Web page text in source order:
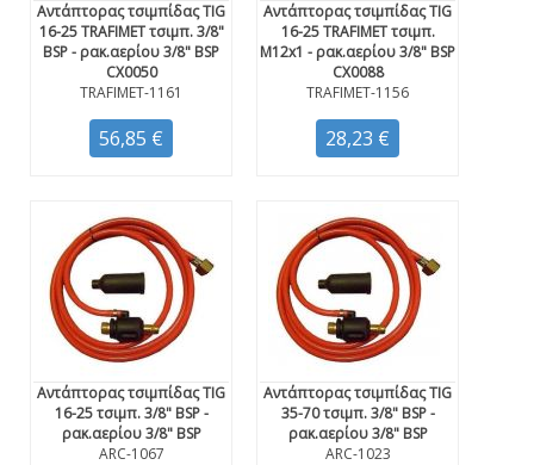
Αντάπτορας τσιμπίδας TIG
16-25 TRAFIMET τσιμπ. 3/8"
BSP - ρακ.αερίου 3/8" BSP
CX0050
TRAFIMET-1161
56,85 €
Αντάπτορας τσιμπίδας TIG
16-25 TRAFIMET τσιμπ.
M12x1 - ρακ.αερίου 3/8" BSP
CX0088
TRAFIMET-1156
28,23 €
Αντάπτορας τσιμπίδας TIG
16-25 τσιμπ. 3/8" BSP -
ρακ.αερίου 3/8" BSP
ARC-1067
Αντάπτορας τσιμπίδας TIG
35-70 τσιμπ. 3/8" BSP -
ρακ.αερίου 3/8" BSP
ARC-1023